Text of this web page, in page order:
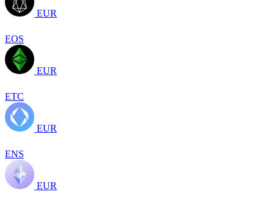
EUR
EOS
EUR
ETC
EUR
ENS
EUR